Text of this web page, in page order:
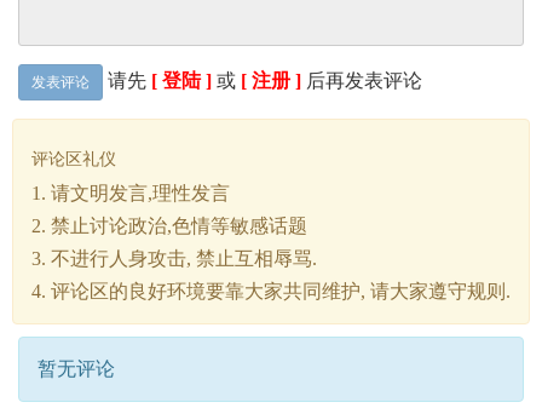
发表评论 请先 [ 登陆 ] 或 [ 注册 ] 后再发表评论
评论区礼仪
1. 请文明发言,理性发言
2. 禁止讨论政治,色情等敏感话题
3. 不进行人身攻击, 禁止互相辱骂.
4. 评论区的良好环境要靠大家共同维护, 请大家遵守规则.
暂无评论